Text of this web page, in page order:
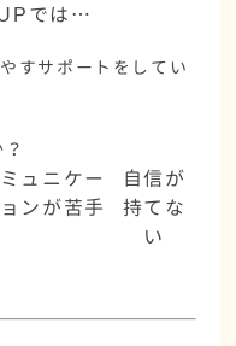
では…
すサポートをしてい
ュニケー
ンが苦手
自信が
持てな
い